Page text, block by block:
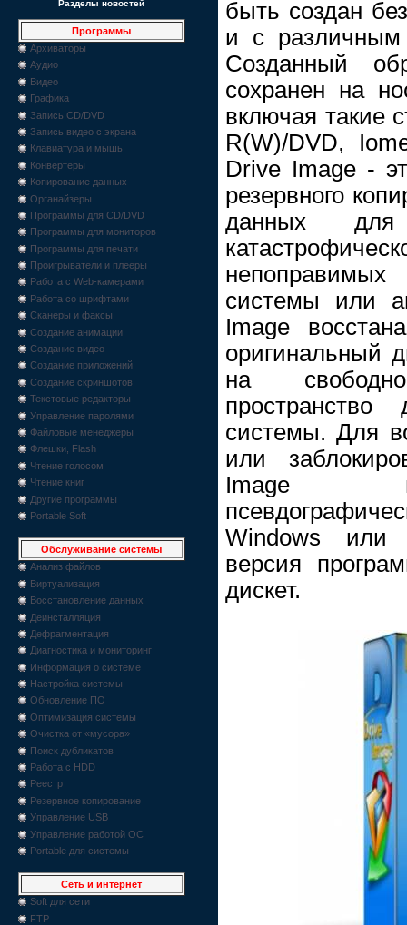
Разделы новостей
Программы
Архиваторы
Аудио
Видео
Графика
Запись CD/DVD
Запись видео с экрана
Клавиатура и мышь
Конвертеры
Копирование данных
Органайзеры
Программы для CD/DVD
Программы для мониторов
Программы для печати
Проигрыватели и плееры
Работа с Web-камерами
Работа со шрифтами
Сканеры и факсы
Создание анимации
Создание видео
Создание приложений
Создание скриншотов
Текстовые редакторы
Управление паролями
Файловые менеджеры
Флешки, Flash
Чтение голосом
Чтение книг
Другие программы
Portable Soft
Обслуживание системы
Анализ файлов
Виртуализация
Восстановление данных
Деинсталляция
Дефрагментация
Диагностика и мониторинг
Информация о системе
Настройка системы
Обновление ПО
Оптимизация системы
Очистка от «мусора»
Поиск дубликатов
Работа с HDD
Реестр
Резервное копирование
Управление USB
Управление работой ОС
Portable для системы
Сеть и интернет
Soft для сети
FTP
быть создан
и с различным
Созданный
сохранен на
включая такие
R(W)/DVD,
Drive Image -
резервного
данных для
системы или
Image
оригинальный
на
пространство
системы. Для
или
Image
Windows или
версия
дискет.